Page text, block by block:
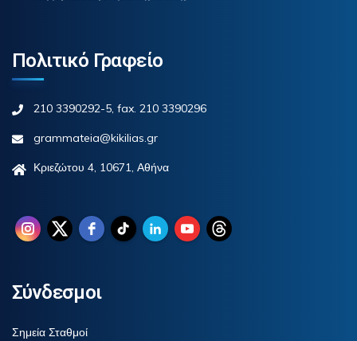
Πολιτικό Γραφείο
210 3390292-5, fax. 210 3390296
grammateia@kikilias.gr
Κριεζώτου 4, 10671, Αθήνα
Σύνδεσμοι
Σημεία Σταθμοί